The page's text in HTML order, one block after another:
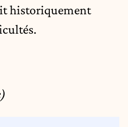
historiquement